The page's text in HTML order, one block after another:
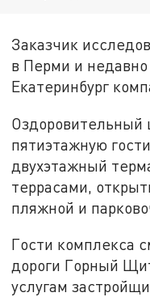
Заказчик
в Перми и
Екатеринбург
Оздоровительный
пятиэтажную
двухэтажный
террасами,
пляжной и
Гости комплекса
дороги Горный
услугам